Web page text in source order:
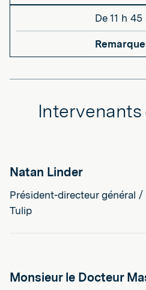
De 11 h
Natan Linder
Président-directeur général
Tulip
Monsieur le Docteur